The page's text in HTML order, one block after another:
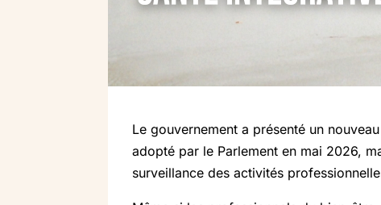
Le gouvernement a présenté un
adopté par le Parlement en mai 2026,
surveillance des activités